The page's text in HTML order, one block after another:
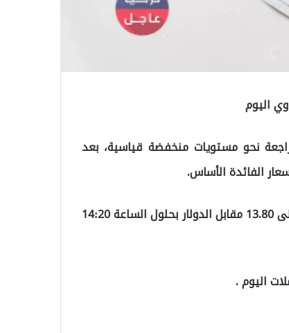
نحو مستويات منخفضة قياسية، بعد
الفائدة الأساس.
وبعد صعودها في جلسة الثلاثاء، تراجعت الليرة 2.45 بالمئة إلى 13.80 مقابل الدولار بحلول الساعة 14:20
اليوم .